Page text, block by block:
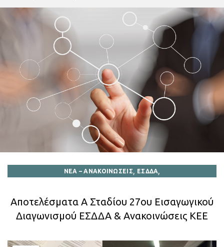
ΝΕΑ – ΑΝΑΚΟΙΝΩΣΕΙΣ, ΕΣΔΔΑ,
Αποτελέσματα Α Σταδίου 27ου Εισαγωγικού
Διαγωνισμού ΕΣΔΔΑ & Ανακοινώσεις ΚΕΕ